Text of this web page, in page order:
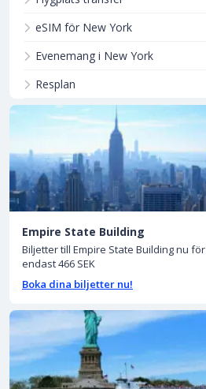
eSIM för New York
Evenemang i New York
Resplan
Empire State Building
Biljetter till Empire State Building nu för
endast 466 SEK
Boka dina biljetter nu!